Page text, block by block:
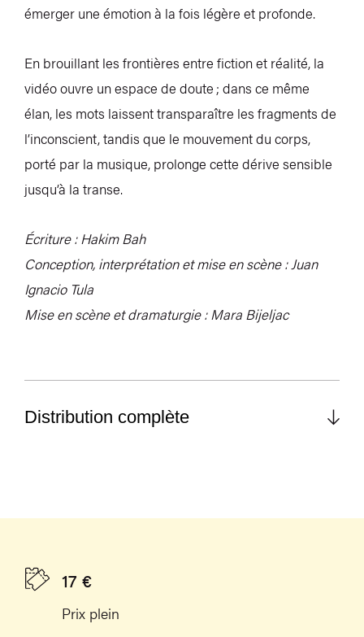
émerger une émotion à la fois légère et profonde.
En brouillant les frontières entre fiction et réalité, la
vidéo ouvre un espace de doute ; dans ce même
élan, les mots laissent transparaître les fragments de
l’inconscient, tandis que le mouvement du corps,
porté par la musique, prolonge cette dérive sensible
jusqu’à la transe.
Écriture : Hakim Bah
Conception, interprétation et mise en scène : Juan
Ignacio Tula
Mise en scène et dramaturgie : Mara Bijeljac
Distribution complète
17 €
Prix plein